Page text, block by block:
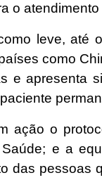
o
leve, até
como
e apresenta
ação o
e a
das pessoas